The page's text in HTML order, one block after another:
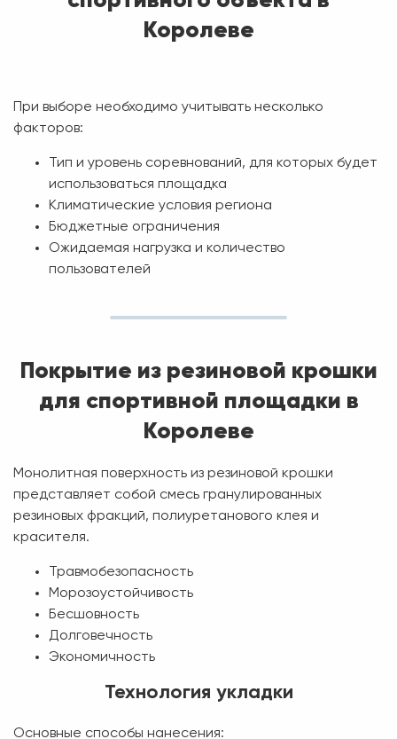
Королеве
При выборе необходимо учитывать несколько
факторов:
Тип и уровень соревнований, для которых будет
использоваться площадка
Климатические условия региона
Бюджетные ограничения
Ожидаемая нагрузка и количество
пользователей
Покрытие из резиновой крошки
для спортивной площадки в
Королеве
Монолитная поверхность из резиновой крошки
представляет собой смесь гранулированных
резиновых фракций, полиуретанового клея и
красителя.
Травмобезопасность
Морозоустойчивость
Бесшовность
Долговечность
Экономичность
Технология укладки
Основные способы нанесения: